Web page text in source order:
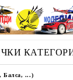
Балса, ...)